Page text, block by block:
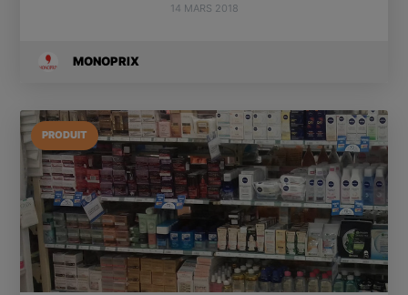
14 MARS 2018
MONOPRIX
PRODUIT